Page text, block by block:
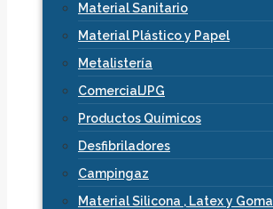
Material Sanitario
Material Plástico y Papel
Metalistería
ComercialJPG
Productos Químicos
Desfibriladores
Campingaz
Material Silicona , Latex y Goma